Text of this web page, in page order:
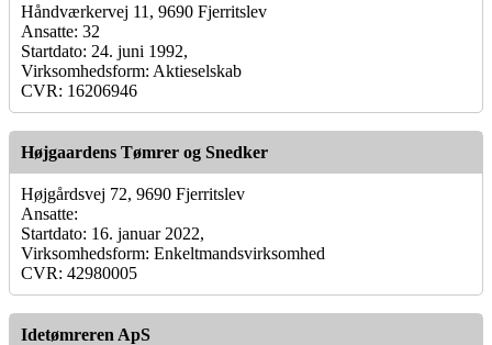
Håndværkervej 11, 9690 Fjerritslev
Ansatte: 32
Startdato: 24. juni 1992,
Virksomhedsform: Aktieselskab
CVR: 16206946
Højgaardens Tømrer og Snedker
Højgårdsvej 72, 9690 Fjerritslev
Ansatte:
Startdato: 16. januar 2022,
Virksomhedsform: Enkeltmandsvirksomhed
CVR: 42980005
Idetømreren ApS